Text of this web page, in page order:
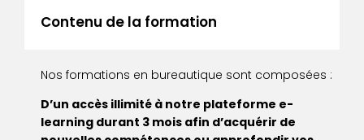
Contenu de la formation
Nos formations en bureautique sont composées :
D’un accès illimité à notre plateforme e-
learning durant 3 mois afin d’acquérir de